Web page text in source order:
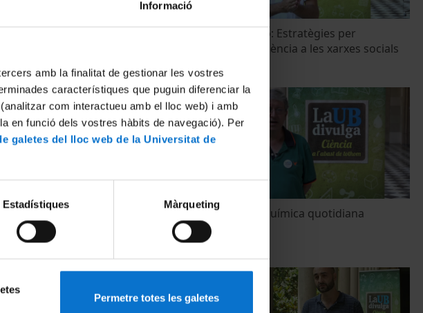
Informació
amb la finalitat de gestionar les vostres
característiques que puguin diferenciar la
com interactueu amb el lloc web) i amb
en funció dels vostres hàbits de navegació). Per
galetes del lloc web de la Universitat de
Estadístiques Màrqueting
Permetre totes les galetes
Marcos Piñeiro: Estratègies per
comunicar la ciència a les xarxes socials
Manicula, taller d'edició i
de textos
2018
Claudi Mans: Química quotidiana
27 Junio, 2018